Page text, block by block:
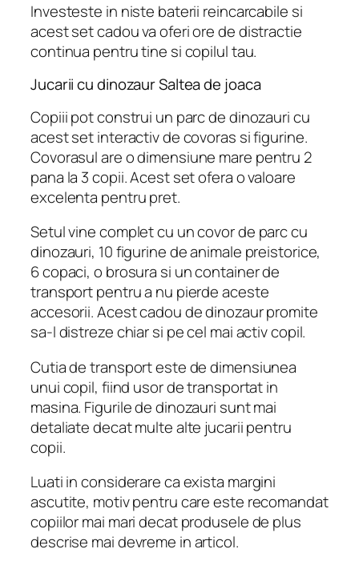
Investeste in niste baterii reincarcabile si
acest set cadou va oferi ore de distractie
continua pentru tine si copilul tau.
Jucarii cu dinozaur Saltea de joaca
Copiii pot construi un parc de dinozauri cu
acest set interactiv de covoras si figurine.
Covorasul are o dimensiune mare pentru 2
pana la 3 copii. Acest set ofera o valoare
excelenta pentru pret.
Setul vine complet cu un covor de parc cu
dinozauri, 10 figurine de animale preistorice,
6 copaci, o brosura si un container de
transport pentru a nu pierde aceste
accesorii. Acest cadou de dinozaur promite
sa-l distreze chiar si pe cel mai activ copil.
Cutia de transport este de dimensiunea
unui copil, fiind usor de transportat in
masina. Figurile de dinozauri sunt mai
detaliate decat multe alte jucarii pentru
copii.
Luati in considerare ca exista margini
ascutite, motiv pentru care este recomandat
copiilor mai mari decat produsele de plus
descrise mai devreme in articol.